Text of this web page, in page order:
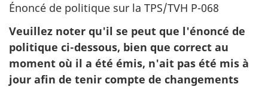
Énoncé de politique sur la TPS/TVH P-068
Veuillez noter qu'il se peut que l'énoncé de
politique ci-dessous, bien que correct au
moment où il a été émis, n'ait pas été mis à
jour afin de tenir compte de changements